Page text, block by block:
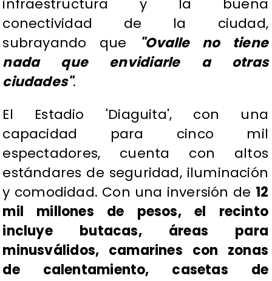
infraestructura y la buena
conectividad de la ciudad,
subrayando que
"Ovalle no tiene
nada que envidiarle a otras
ciudades".
El Estadio 'Diaguita', con una
capacidad para cinco mil
espectadores, cuenta con altos
estándares de seguridad, iluminación
y comodidad. Con una inversión de 12
mil millones de pesos, el recinto
incluye butacas, áreas para
minusválidos, camarines con zonas
de calentamiento, casetas de